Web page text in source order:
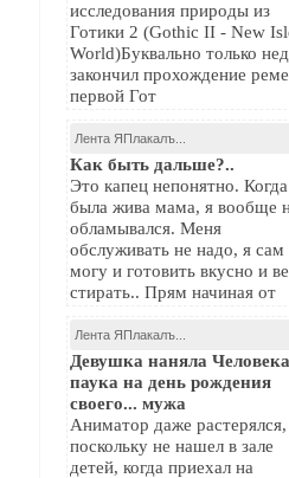
исследования природы из
Готики 2 (Gothic II - New
World)Буквально только
закончил прохождение
первой Гот
Лента ЯПлакалъ...
Как быть дальше?..
Это капец непонятно. Когда
была жива мама, я вообще
обламывался. Меня
обслуживать не надо, я сам
могу и готовить вкусно и
стирать.. Прям начиная от
Лента ЯПлакалъ...
Девушка наняла
паука на день рождения
своего... мужа
Аниматор даже растерялся,
поскольку не нашел в зале
детей, когда приехал на